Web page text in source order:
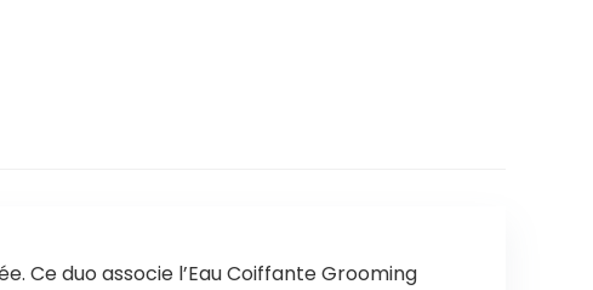
Ce duo associe l’Eau Coiffante Grooming